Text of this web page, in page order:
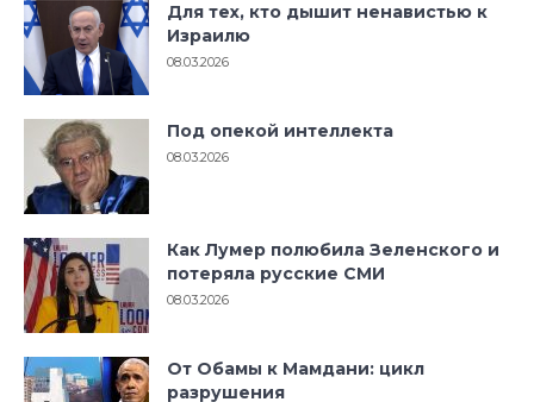
Для тех, кто дышит ненавистью к
Израилю
08.03.2026
Под опекой интеллекта
08.03.2026
Как Лумер полюбила Зеленского и
потеряла русские СМИ
08.03.2026
От Обамы к Мамдани: цикл
разрушения